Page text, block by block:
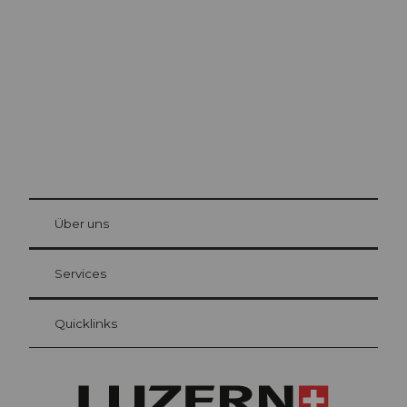
Gästekarte Luzern
Ihre Vorteile als Übernachtungsgast
at Bre
Über uns
Services
Quicklinks